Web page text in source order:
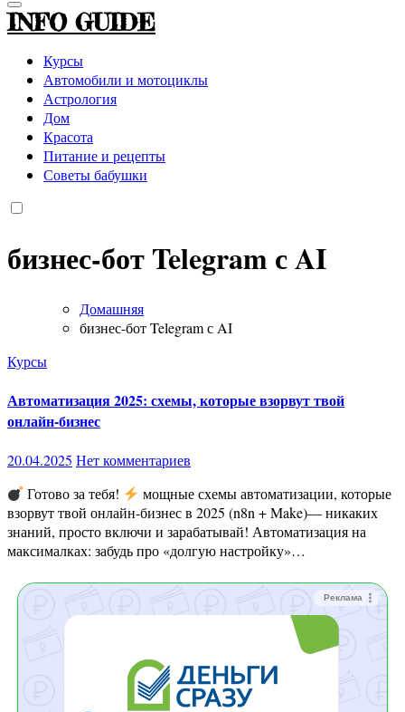
INFO GUIDE
Курсы
Автомобили и мотоциклы
Астрология
Дом
Красота
Питание и рецепты
Советы бабушки
бизнес-бот Telegram с AI
Домашняя
бизнес-бот Telegram с AI
Курсы
Автоматизация 2025: схемы, которые взорвут твой
онлайн-бизнес
20.04.2025 Нет комментариев
Готово за тебя!
мощные схемы автоматизации, которые
взорвут твой онлайн-бизнес в 2025 (n8n + Make)— никаких
знаний, просто включи и зарабатывай! Автоматизация на
максималках: забудь про «долгую настройку»…
Реклама